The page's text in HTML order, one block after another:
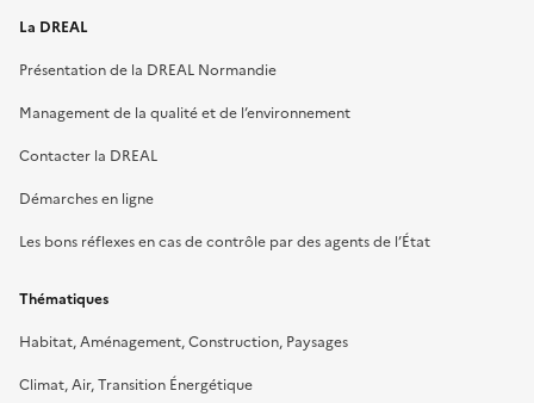
La DREAL
Présentation de la DREAL Normandie
Management de la qualité et de l’environnement
Contacter la DREAL
Démarches en ligne
Les bons réflexes en cas de contrôle par des agents de l’État
Thématiques
Habitat, Aménagement, Construction, Paysages
Climat, Air, Transition Énergétique